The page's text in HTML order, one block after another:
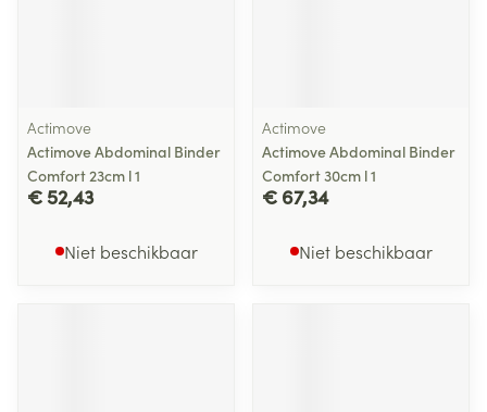
Actimove
Actimove Abdominal Binder
Comfort 23cm l 1
€ 52,43
Niet beschikbaar
Actimove
Actimove Abdominal Binder
Comfort 30cm l 1
€ 67,34
Niet beschikbaar